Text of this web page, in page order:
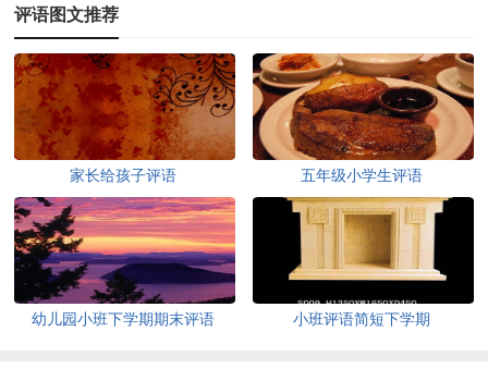
评语图文推荐
家长给孩子评语 五年级小学生评语
幼儿园小班下学期期末评语 小班评语简短下学期